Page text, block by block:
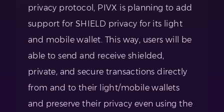
privacy protocol, PIVX is planning to add
support for SHIELD privacy for its light
and mobile wallet. This way, users will be
able to send and receive shielded,
private, and secure transactions directly
from and to their light/mobile wallets
and preserve their privacy even using the